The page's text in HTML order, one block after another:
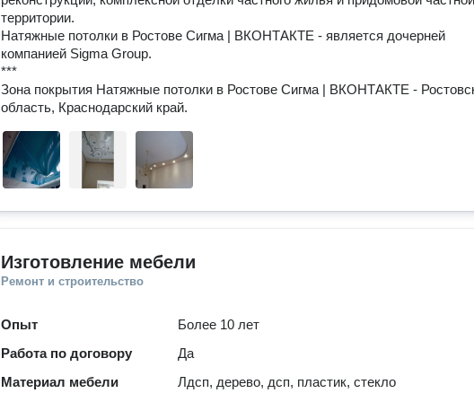
территории.
Натяжные потолки в Ростове Сигма | ВКОНТАКТЕ - является дочерней
компанией Sigma Group.
***
Зона покрытия Натяжные потолки в Ростове Сигма | ВКОНТАКТЕ -
Изготовление мебели
Ремонт и строительство
Опыт
Более 10 лет
Работа по договору
Да
Материал мебели
Лдсп, дерево, дсп, пластик, стекло